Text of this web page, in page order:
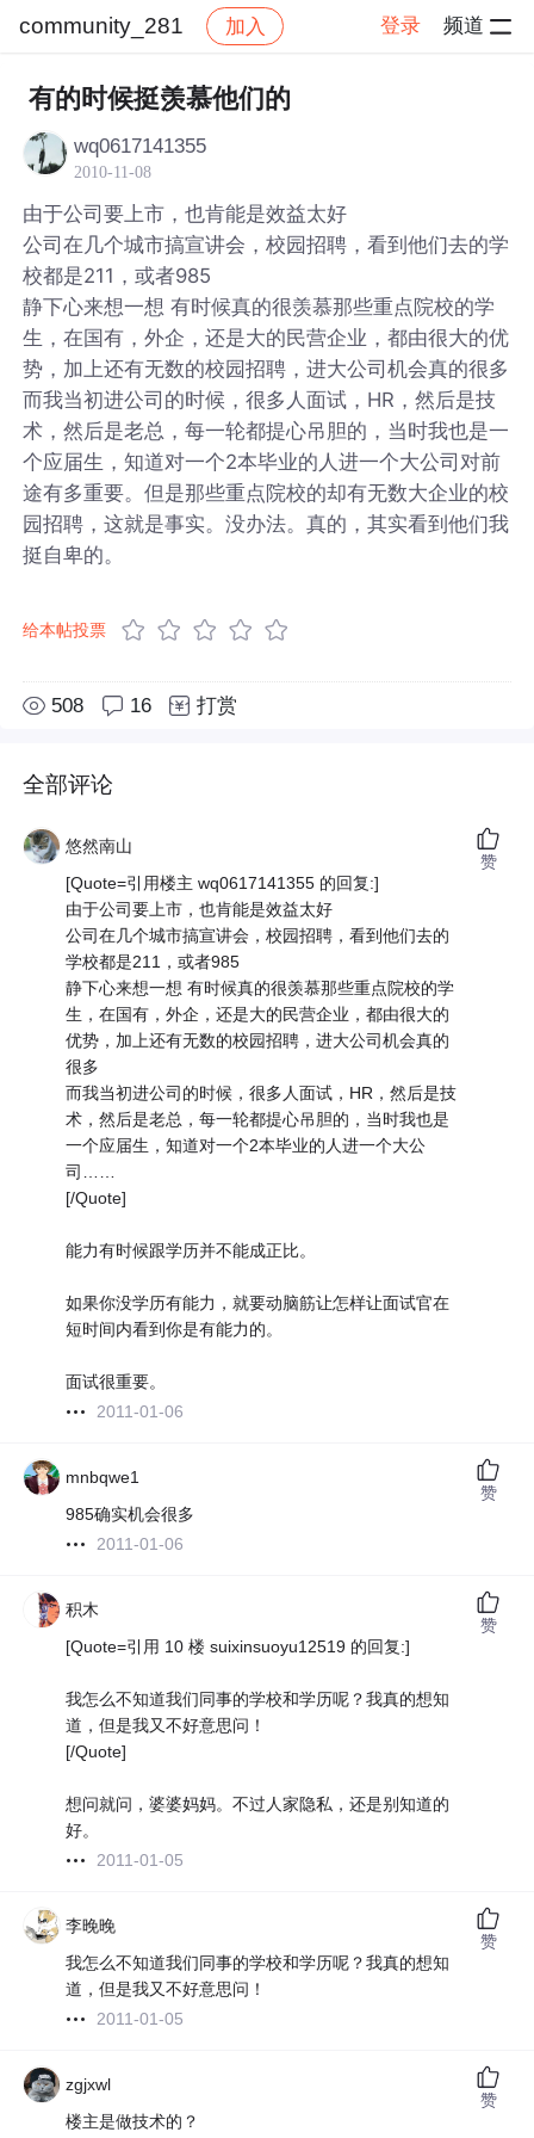
community_281 加入 登录 频道
社区 community_281 帖子详情
有的时候挺羡慕他们的
wq0617141355
2010-11-08
由于公司要上市，也肯能是效益太好
公司在几个城市搞宣讲会，校园招聘，看到他们去的学
校都是211，或者985
静下心来想一想 有时候真的很羡慕那些重点院校的学
生，在国有，外企，还是大的民营企业，都由很大的优
势，加上还有无数的校园招聘，进大公司机会真的很多
而我当初进公司的时候，很多人面试，HR，然后是技
术，然后是老总，每一轮都提心吊胆的，当时我也是一
个应届生，知道对一个2本毕业的人进一个大公司对前
途有多重要。但是那些重点院校的却有无数大企业的校
园招聘，这就是事实。没办法。真的，其实看到他们我
挺自卑的。
给本帖投票
508 16 打赏
全部评论
悠然南山
[Quote=引用楼主 wq0617141355 的回复:]
由于公司要上市，也肯能是效益太好
公司在几个城市搞宣讲会，校园招聘，看到他们去的
学校都是211，或者985
静下心来想一想 有时候真的很羡慕那些重点院校的学
生，在国有，外企，还是大的民营企业，都由很大的
优势，加上还有无数的校园招聘，进大公司机会真的
很多
而我当初进公司的时候，很多人面试，HR，然后是技
术，然后是老总，每一轮都提心吊胆的，当时我也是
一个应届生，知道对一个2本毕业的人进一个大公
司……
[/Quote]
能力有时候跟学历并不能成正比。
如果你没学历有能力，就要动脑筋让怎样让面试官在
短时间内看到你是有能力的。
面试很重要。
2011-01-06
赞
mnbqwe1
985确实机会很多
2011-01-06
赞
积木
[Quote=引用 10 楼 suixinsuoyu12519 的回复:]
我怎么不知道我们同事的学校和学历呢？我真的想知
道，但是我又不好意思问！
[/Quote]
想问就问，婆婆妈妈。不过人家隐私，还是别知道的
好。
2011-01-05
赞
李晚晚
我怎么不知道我们同事的学校和学历呢？我真的想知
道，但是我又不好意思问！
2011-01-05
赞
zgjxwl
楼主是做技术的？
赞